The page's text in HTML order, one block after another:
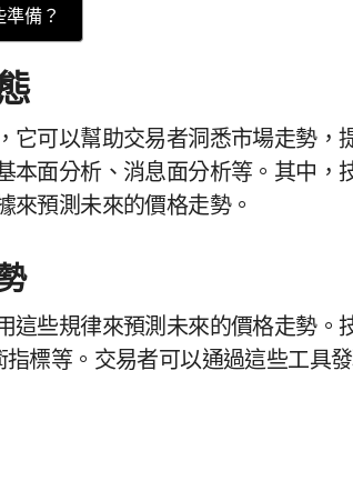
備？
可以幫助交易者洞悉市場走勢，
本面分析、消息面分析等。其中，
來預測未來的價格走勢。
這些規律來預測未來的價格走勢。
標等。交易者可以通過這些工具